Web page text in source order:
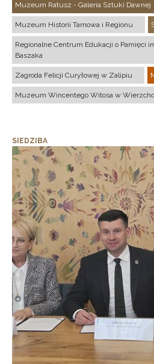
Muzeum Ratusz - Galeria Sztuki Dawnej
Muzeum Historii Tarnowa i Regionu
Regionalne Centrum Edukacji o Pamięci
Baszaka
Zagroda Felicji Curyłowej w Zalipiu
Muzeum Wincentego Witosa w
SIEDZIBA